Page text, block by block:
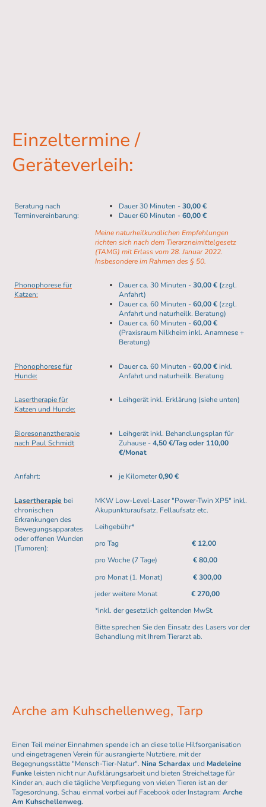
Einzeltermine /
Geräteverleih:
Beratung nach
Terminvereinbarung:
Dauer 30 Minuten -30,00 €
Dauer 60 Minuten -60,00 €
Meine naturheilkundlichen Empfehlungen
richten sich nach dem Tierarzneimittelgesetz
(TAMG) mit Erlass vom 28. Januar 2022.
Insbesondere im Rahmen des § 50.
Phonophorese für
Katzen:
Dauer ca. 30 Minuten -30,00 € (zzgl.
Anfahrt)
Dauer ca. 60 Minuten -60,00 €(zzgl.
Anfahrt und naturheilk. Beratung)
Dauer ca. 60 Minuten -60,00 €
(Praxisraum Nilkheim inkl. Anamnese +
Beratung)
Phonophorese für
Hunde:
Dauer ca. 60 Minuten -60,00 € inkl.
Anfahrt und naturheilk. Beratung
Lasertherapie für
Katzen und Hunde:
Leihgerät inkl. Erklärung (siehe unten)
Bioresonanztherapie
nach Paul Schmidt
Leihgerät inkl. Behandlungsplan für
Zuhause -4,50 €/Tag oder 110,00
€/Monat
Anfahrt: je Kilometer0,90 €
Lasertherapie bei
chronischen
Erkrankungen des
Bewegungsapparates
oder offenen Wunden
(Tumoren):
MKW Low-Level-Laser "Power-Twin XP5" inkl.
Akupunkturaufsatz, Fellaufsatz etc.
Leihgebühr*
pro Tag € 12,00
pro Woche (7 Tage) € 80,00
pro Monat (1. Monat) € 300,00
jeder weitere Monat € 270,00
*inkl. der gesetzlich geltenden MwSt.
Bitte sprechen Sie den Einsatz des Lasers vor der
Behandlung mit Ihrem Tierarzt ab.
Arche am Kuhschellenweg, Tarp
Einen Teil meiner Einnahmen spende ich an diese tolle Hilfsorganisation
und eingetragenen Verein für ausrangierte Nutztiere, mit der
Begegnungsstätte "Mensch-Tier-Natur". Nina Schardax und Madeleine
Funke leisten nicht nur Aufklärungsarbeit und bieten Streicheltage für
Kinder an, auch die tägliche Verpflegung von vielen Tieren ist an der
Tagesordnung. Schau einmal vorbei auf Facebook oder Instagram: Arche
Am Kuhschellenweg.